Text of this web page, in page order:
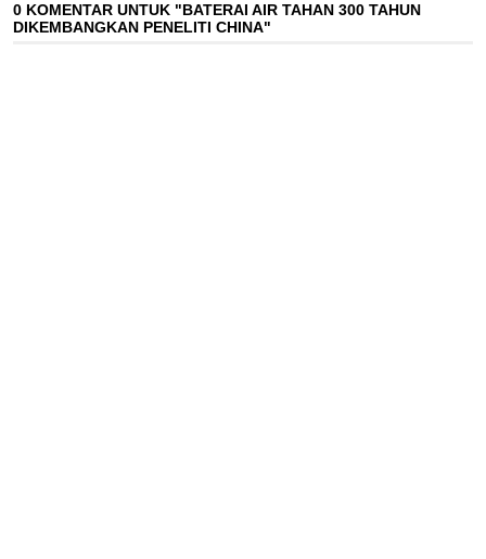
0 KOMENTAR UNTUK "BATERAI AIR TAHAN 300 TAHUN
DIKEMBANGKAN PENELITI CHINA"